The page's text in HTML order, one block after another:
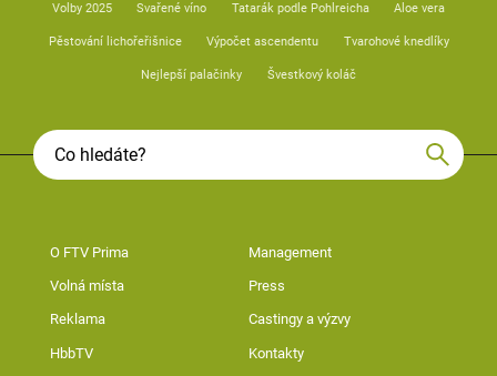
Volby 2025 Svařené víno Tatarák podle Pohlreicha Aloe vera
Pěstování lichořeřišnice Výpočet ascendentu Tvarohové knedlíky
Nejlepší palačinky Švestkový koláč
O FTV Prima Management
Volná místa Press
Reklama Castingy a výzvy
HbbTV Kontakty